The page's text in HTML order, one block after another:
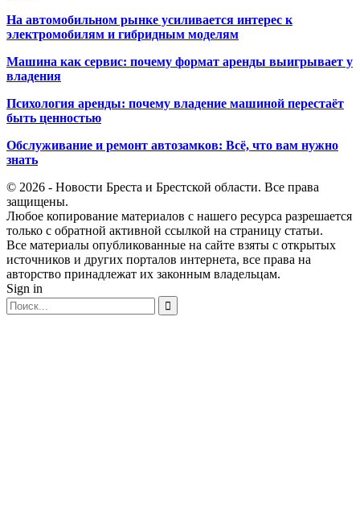
На автомобильном рынке усиливается интерес к
электромобилям и гибридным моделям
Машина как сервис: почему формат аренды выигрывает у
владения
Психология аренды: почему владение машиной перестаёт
быть ценностью
Обслуживание и ремонт автозамков: Всё, что вам нужно
знать
© 2026 - Новости Бреста и Брестской области. Все права
защищены.
Любое копирование материалов с нашего ресурса разрешается
только с обратной активной ссылкой на страницу статьи.
Все материалы опубликованные на сайте взяты с открытых
источников и других порталов интернета, все права на
авторство принадлежат их законным владельцам.
Sign in